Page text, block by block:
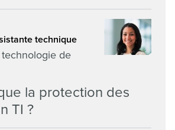
technique
de
la protection des
TI ?